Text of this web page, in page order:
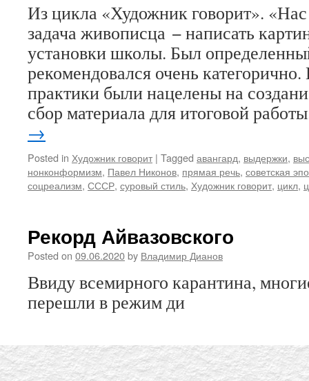
Из цикла «Художник говорит».
задача живописца − написать
установки школы. Был
рекомендовался очень
практики были нацелены на
сбор материала для итоговой
→
Posted in Художник говорит | Tagged авангард, выдержки,
нонконформизм, Павел Никонов, прямая речь, советская
соцреализм, СССР, суровый стиль, Художник говорит, цикл,
Рекорд Айвазовского
Posted on 09.06.2020by Владимир Дианов
Ввиду всемирного карантина,
перешли в режим ди